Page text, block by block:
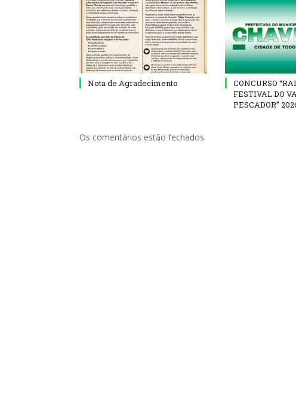
Nota de Agradecimento
CONCURSO
FESTIVAL DO
PESCADOR”
Os comentários estão fechados.